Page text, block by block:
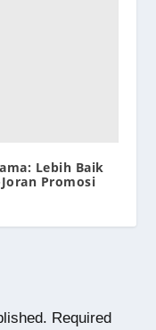
Lebih Baik
Promosi
Required